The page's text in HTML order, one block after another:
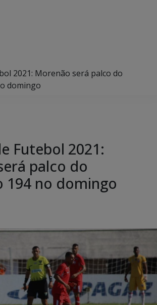
2021: Morenão será palco do
domingo
Futebol 2021:
palco do
194 no domingo